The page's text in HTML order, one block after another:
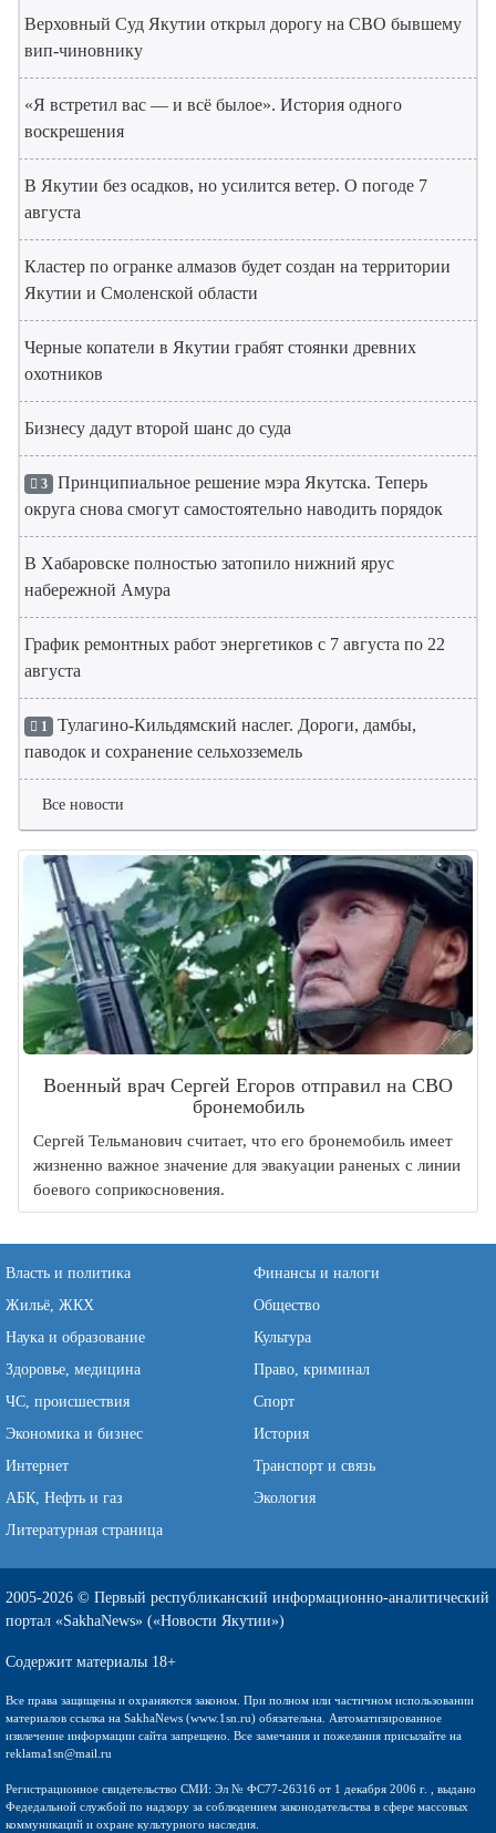
Верховный Суд Якутии открыл дорогу на СВО бывшему
вип-чиновнику
«Я встретил вас — и всё былое». История одного
воскрешения
В Якутии без осадков, но усилится ветер. О погоде 7
августа
Кластер по огранке алмазов будет создан на территории
Якутии и Смоленской области
Черные копатели в Якутии грабят стоянки древних
охотников
Бизнесу дадут второй шанс до суда
3 Принципиальное решение мэра Якутска. Теперь
округа снова смогут самостоятельно наводить порядок
В Хабаровске полностью затопило нижний ярус
набережной Амура
График ремонтных работ энергетиков с 7 августа по 22
августа
1 Тулагино-Кильдямский наслег. Дороги, дамбы,
паводок и сохранение сельхозземель
Все новости
Военный врач Сергей Егоров отправил на СВО
бронемобиль
Сергей Тельманович считает, что его бронемобиль имеет
жизненно важное значение для эвакуации раненых с линии
боевого соприкосновения.
Власть и политика
Финансы и налоги
Жильё, ЖКХ
Общество
Наука и образование
Культура
Здоровье, медицина
Право, криминал
ЧС, происшествия
Спорт
Экономика и бизнес
История
Интернет
Транспорт и связь
АБК, Нефть и газ
Экология
Литературная страница
2005-2026 © Первый республиканский информационно-аналитический
портал «SakhaNews» («Новости Якутии»)
Содержит материалы 18+
Все права защищены и охраняются законом. При полном или частичном использовании
материалов ссылка на SakhaNews (www.1sn.ru) обязательна. Автоматизированное
извлечение информации сайта запрещено. Все замечания и пожелания присылайте на
reklama1sn@mail.ru
Регистрационное свидетельство СМИ: Эл № ФС77-26316 от 1 декабря 2006 г. , выдано
Федедальной службой по надзору за соблюдением законодательства в сфере массовых
коммуникаций и охране культурного наследия.